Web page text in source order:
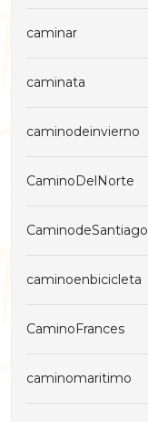
caminar
caminata
caminodeinvierno
CaminoDelNorte
CaminodeSantiago
caminoenbicicleta
CaminoFrances
caminomaritimo